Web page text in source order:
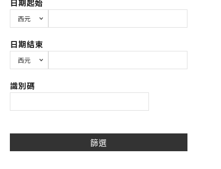
日期起始
日期結束
識別碼